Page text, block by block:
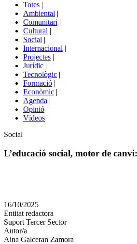
portals
Totes |
Ambiental |
Comunitari |
Cultural |
Social |
Internacional |
Projectes |
Jurídic |
Tecnològic |
Formació |
Econòmic |
Agenda |
Opinió |
Vídeos
Àmbit
la
Social
L’educació social, motor de
en
altres
xarxes
socials
16/10/2025
Entitat redactora
Suport Tercer Sector
Autor/a
Aina Galceran Zamora